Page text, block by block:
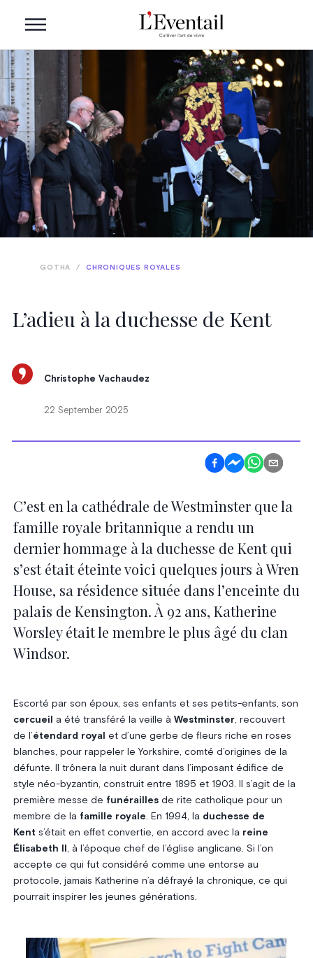
L’adieu à la duchesse de Kent
GOTHA / CHRONIQUES ROYALES
Christophe Vachaudez
22 September 2025
C’est en la cathédrale de Westminster que la
famille royale britannique a rendu un
dernier hommage à la duchesse de Kent qui
s’est était éteinte voici quelques jours à Wren
House, sa résidence située dans l’enceinte du
palais de Kensington. À 92 ans, Katherine
Worsley était le membre le plus âgé du clan
Windsor.
Escorté par son époux, ses enfants et ses petits-enfants, son
cercueil
a été transféré la veille à Westminster, recouvert
de l’étendard royal et d’une gerbe de fleurs riche en roses
blanches, pour rappeler le Yorkshire, comté d’origines de la
défunte. Il trônera la nuit durant dans l’imposant édifice de
style néo-byzantin, construit entre 1895 et 1903. Il s’agit de la
première messe de funéraillesde rite catholique pour un
membre de la famille royale. En 1994, la duchesse de
Kent s’était en effet convertie, en accord avec la reine
Élisabeth II , à l’époque chef de l’église anglicane. Si l’on
accepte ce qui fut considéré comme une entorse au
protocole, jamais Katherine n’a défrayé la chronique, ce qui
pourrait inspirer les jeunes générations.